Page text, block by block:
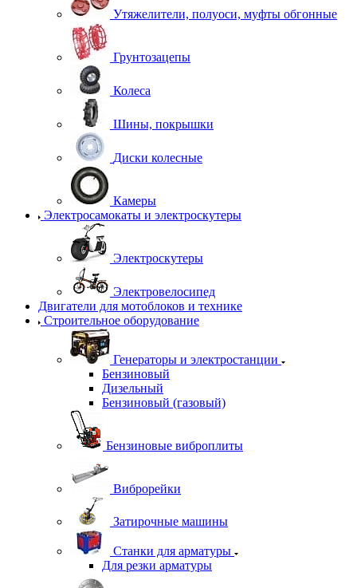
Утяжелители, полуоси, муфты обгонные
Грунтозацепы
Колеса
Шины, покрышки
Диски колесные
Камеры
Электросамокаты и электроскутеры
Электроскутеры
Электровелосипед
Двигатели для мотоблоков и технике
Строительное оборудование
Генераторы и электростанции
Бензиновый
Дизельный
Бензиновый (газовый)
Бензиновые виброплиты
Виброрейки
Затирочные машины
Станки для арматуры
Для резки арматуры